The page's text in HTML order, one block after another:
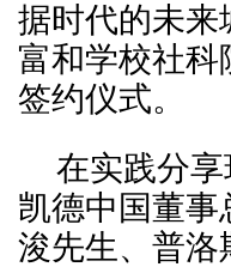
据时代的未来
富和学校社
签约仪式。
在实践分
凯德中国董
浚先生、普洛